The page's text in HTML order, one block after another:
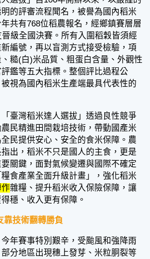
的評審流程聞名，被譽為國內稻米
共有768位稻農報名，經鄉鎮賽層層
級全國決賽。所有入圍稻穀皆須經
編號，再以盲測方式接受檢驗，項
糙(白)米品質、粗蛋白含量、外觀性
鑑等五大指標。整個評比過程公
視為國內稻米生產端最具代表性的
灣稻米達人選拔」透過良性競爭
民精進田間栽培技術，帶動國產米
民提供安心、安全的食米保障。農
出，稻米不只是國人的主食，更是
關鍵，面對氣候變遷與國際不確定
食產業全面升級計畫」，強化稻米
作雜糧、提升稻米收入保險保障，讓
穩、收入更有保障。
靠技術翻轉勝負
賽事特別艱辛，受颱風和強降雨
分地區出現穗上發芽、米粒胴裂等